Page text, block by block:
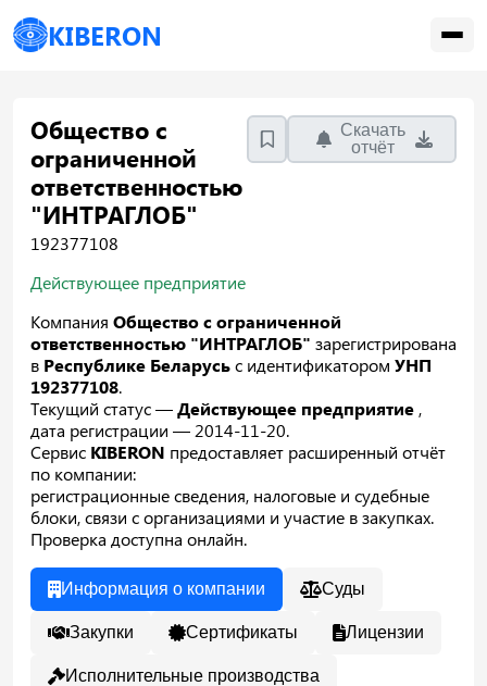
KIBERON
Общество с
ограниченной
ответственностью
"ИНТРАГЛОБ"
192377108
Скачать
отчёт
Действующее предприятие
Компания Общество с ограниченной
ответственностью "ИНТРАГЛОБ" зарегистрирована
в Республике Беларусьс идентификатором УНП
192377108.
Текущий статус —Действующее предприятие ,
дата регистрации — 2014-11-20.
Сервис KIBERON предоставляет расширенный отчёт
по компании:
регистрационные сведения, налоговые и судебные
блоки, связи с организациями и участие в закупках.
Проверка доступна онлайн.
Информация о компании Суды
Закупки Сертификаты Лицензии
Исполнительные производства